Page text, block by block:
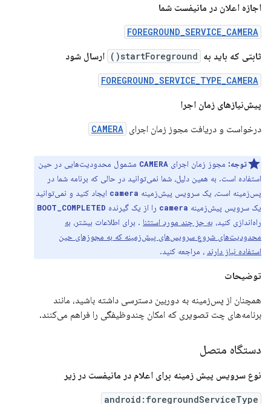
اجازه اعلان در مانیفست شما
FOREGROUND_SERVICE_CAMERA
ثابتی که باید به startForeground() ارسال شود
FOREGROUND_SERVICE_TYPE_CAMERA
پیش‌نیازهای زمان اجرا
درخواست و دریافت مجوز زمان اجرای CAMERA
توجه: مجوز زمان اجرای CAMERA مشمول محدودیت‌هایی در حین
استفاده است. به همین دلیل، شما نمی‌توانید در حالی که برنامه شما در
پس‌زمینه است، یک سرویس پیش‌زمینه camera ایجاد کنید و نمی‌توانید
یک سرویس پیش‌زمینه camera را از یک گیرنده BOOT_COMPLETED
راه‌اندازی کنید، به جز چند مورد استثنا . برای اطلاعات بیشتر، به
محدودیت‌های شروع سرویس‌های پیش‌زمینه که به مجوزهای حین
استفاده نیاز دارند ، مراجعه کنید.
توضیحات
همچنان از پس‌زمینه به دوربین دسترسی داشته باشید، مانند
برنامه‌های چت تصویری که امکان چندوظیفگی را فراهم می‌کنند.
دستگاه متصل
نوع سرویس پیش زمینه برای اعلام در مانیفست در زیر
android:foregroundServiceType